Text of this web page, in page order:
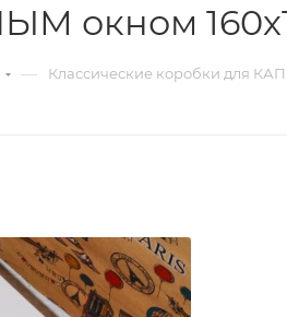
окном
— Классические коробки для